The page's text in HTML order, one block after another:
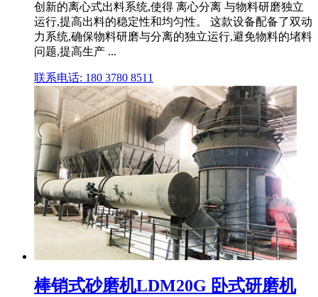
创新的离心式出料系统,使得 离心分离 与物料研磨独立
运行,提高出料的稳定性和均匀性。 这款设备配备了双动
力系统,确保物料研磨与分离的独立运行,避免物料的堵料
问题,提高生产 ...
联系电话: 180 3780 8511
棒销式砂磨机LDM20G 卧式研磨机